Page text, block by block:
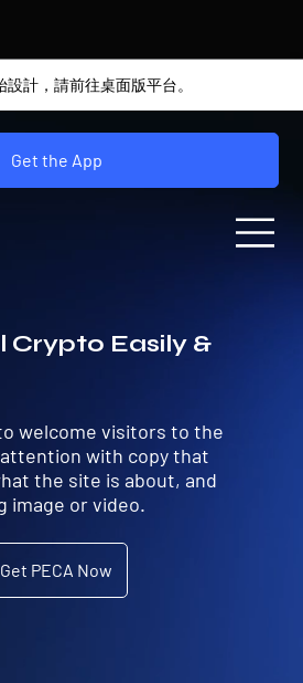
設計，請前往桌面版平台。